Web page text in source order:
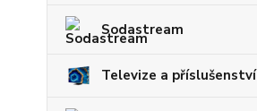
Sodastream
Televize a příslušenství